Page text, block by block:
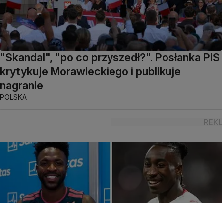
"Skandal", "po co przyszedł?". Posłanka PiS
krytykuje Morawieckiego i publikuje
nagranie
POLSKA